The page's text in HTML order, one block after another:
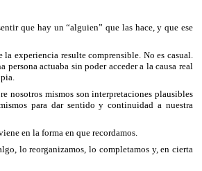
que hay un “alguien” que las hace, y que ese
experiencia resulte comprensible. No es casual.
actuaba sin poder acceder a la causa real
nosotros mismos son interpretaciones plausibles
para dar sentido y continuidad a nuestra
en la forma en que recordamos.
lo reorganizamos, lo completamos y, en cierta